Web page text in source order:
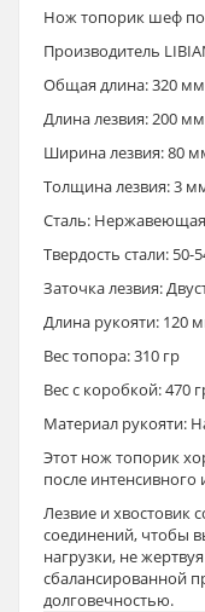
Нож топорик шеф
Производитель
Общая длина: 320 мм
Длина лезвия: 200 мм
Ширина лезвия: 80
Толщина лезвия: 3
Сталь: Нержавеющая
Твердость стали: 50-
Заточка лезвия:
Длина рукояти: 120
Вес топора: 310 гр
Вес с коробкой: 470
Материал рукояти:
Этот нож топорик
после интенсивного
Лезвие и хвостовик
соединений, чтобы
нагрузки, не
сбалансированной
долговечностью.